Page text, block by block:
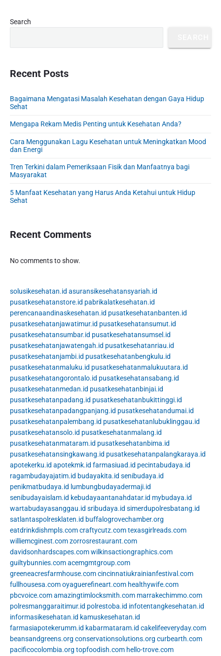
a
i
n
u
o
P
r
i
e
a
r
Search
Recent Posts
Bagaimana Mengatasi Masalah Kesehatan dengan Gaya Hidup
Sehat
Mengapa Rekam Medis Penting untuk Kesehatan Anda?
Cara Menggunakan Lagu Kesehatan untuk Meningkatkan Mood
dan Energi
Tren Terkini dalam Pemeriksaan Fisik dan Manfaatnya bagi
Masyarakat
5 Manfaat Kesehatan yang Harus Anda Ketahui untuk Hidup
Sehat
Recent Comments
No comments to show.
solusikesehatan.id asuransikesehatansyariah.id
pusatkesehatanstore.id pabrikalatkesehatan.id
perencanaandinaskesehatan.id pusatkesehatanbanten.id
pusatkesehatanjawatimur.id pusatkesehatansumut.id
pusatkesehatansumbar.id pusatkesehatansumsel.id
pusatkesehatanjawatengah.id pusatkesehatanriau.id
pusatkesehatanjambi.id pusatkesehatanbengkulu.id
pusatkesehatanmaluku.id pusatkesehatanmalukuutara.id
pusatkesehatangorontalo.id pusatkesehatansabang.id
pusatkesehatanmedan.id pusatkesehatanbinjai.id
pusatkesehatanpadang.id pusatkesehatanbukittinggi.id
pusatkesehatanpadangpanjang.id pusatkesehatandumai.id
pusatkesehatanpalembang.id pusatkesehatanlubuklinggau.id
pusatkesehatansolo.id pusatkesehatanmalang.id
pusatkesehatanmataram.id pusatkesehatanbima.id
pusatkesehatansingkawang.id pusatkesehatanpalangkaraya.id
apotekerku.id apotekmk.id farmasiuad.id pecintabudaya.id
ragambudayajatim.id budayakita.id senibudaya.id
penikmatbudaya.id lumbungbudayadermaji.id
senibudayaislam.id kebudayaantanahdatar.id mybudaya.id
wartabudayasanggau.id sribudaya.id simerdupolresbatang.id
satlantaspolresklaten.id buffalogrovechamber.org
eatdrinkdishmpls.comcraftycutz.comtexasgirlreads.com
williemcginest.comzorrosrestaurant.com
davidsonhardscapes.comwilkinsactiongraphics.com
guiltybunnies.comacemgmtgroup.com
greeneacresfarmhouse.comcincinnatiukrainianfestival.com
fullhousesa.comoyaguerefineart.com healthywife.com
pbcvoice.comamazingtimlocksmith.com marrakechimmo.com
polresmanggaraitimur.id polrestoba.id infotentangkesehatan.id
informasikesehatan.id kamuskesehatan.id
farmasiapotekerumm.id kabarmataram.id cakelifeeveryday.com
beansandgreens.org conservationsolutions.org curbearth.com
pacificocolombia.org topfoodish.com hello-trove.com